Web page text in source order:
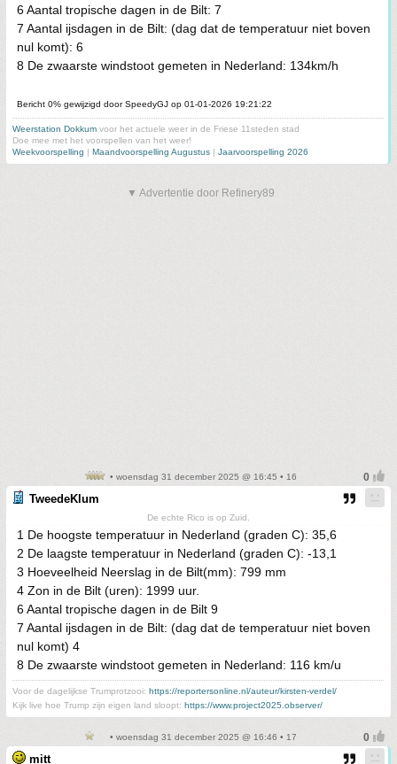
6 Aantal tropische dagen in de Bilt: 7
7 Aantal ijsdagen in de Bilt: (dag dat de temperatuur niet boven
nul komt): 6
8 De zwaarste windstoot gemeten in Nederland: 134km/h
Bericht 0% gewijzigd door SpeedyGJ op 01-01-2026 19:21:22
Weerstation Dokkum voor het actuele weer in de Friese 11steden stad
Doe mee met het voorspellen van het weer!
Weekvoorspelling | Maandvoorspelling Augustus | Jaarvoorspelling 2026
▼ Advertentie door Refinery89
• woensdag 31 december 2025 @ 16:45 • 16
TweedeKlum
De echte Rico is op Zuid.
1 De hoogste temperatuur in Nederland (graden C): 35,6
2 De laagste temperatuur in Nederland (graden C): -13,1
3 Hoeveelheid Neerslag in de Bilt(mm): 799 mm
4 Zon in de Bilt (uren): 1999 uur.
6 Aantal tropische dagen in de Bilt 9
7 Aantal ijsdagen in de Bilt: (dag dat de temperatuur niet boven
nul komt) 4
8 De zwaarste windstoot gemeten in Nederland: 116 km/u
Voor de dagelijkse Trumprotzooi: https://reportersonline.nl/auteur/kirsten-verdel/
Kijk live hoe Trump zijn eigen land sloopt: https://www.project2025.observer/
• woensdag 31 december 2025 @ 16:46 • 17
mitt